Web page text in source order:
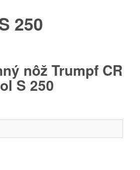
250
nôž Trumpf CR
S 250